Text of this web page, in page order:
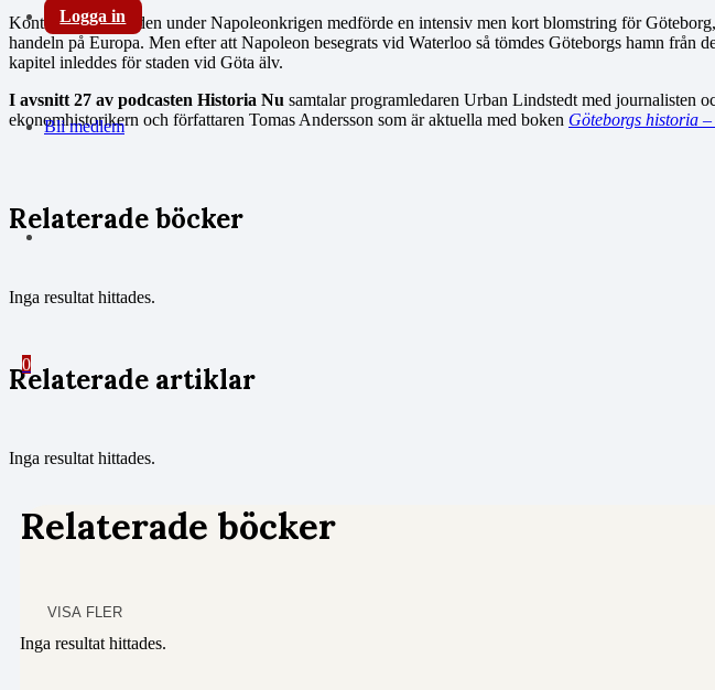
Logga in
Bli medlem
0
Kontinentalblockaden under Napoleonkrigen medförde en intensiv men kort blomstring för
handeln på Europa. Men efter att Napoleon besegrats vid Waterloo så tömdes Göteborgs hamn från
kapitel inleddes för staden vid Göta älv.
I avsnitt 27 av podcasten Historia Nu samtalar programledaren Urban Lindstedt med journalisten
ekonomhistorikern och författaren Tomas Andersson som är aktuella med boken Göteborgs historia
Relaterade böcker
Inga resultat hittades.
Relaterade artiklar
Inga resultat hittades.
Relaterade böcker
VISA FLER
Inga resultat hittades.